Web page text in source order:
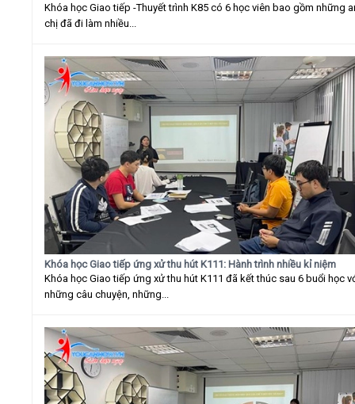
Khóa học Giao tiếp -Thuyết trình K85 có 6 học viên bao gồm những
chị đã đi làm nhiều...
Khóa học Giao tiếp ứng xử thu hút K111: Hành trình nhiều kỉ niệm
Khóa học Giao tiếp ứng xử thu hút K111 đã kết thúc sau 6 buổi học
những câu chuyện, những...